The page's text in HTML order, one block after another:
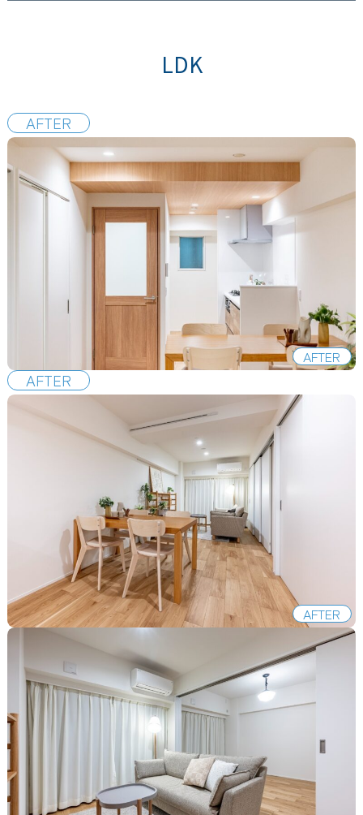
LDK
AFTER
AFTER
AFTER
AFTER